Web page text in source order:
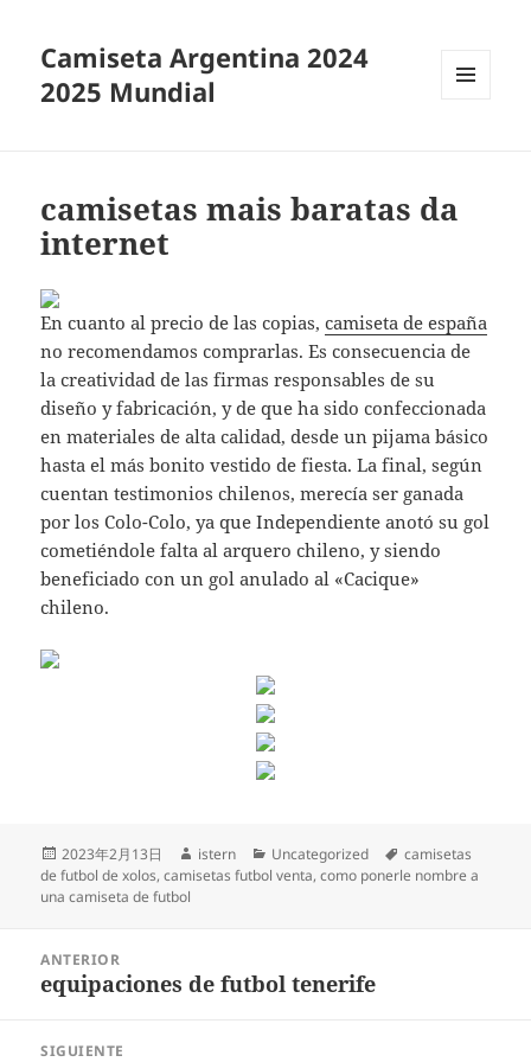
Camiseta Argentina 2024
2025 Mundial
camisetas mais baratas da
internet
En cuanto al precio de las copias,camiseta de españa
no recomendamos comprarlas. Es consecuencia de
la creatividad de las firmas responsables de su
diseño y fabricación, y de que ha sido confeccionada
en materiales de alta calidad, desde un pijama básico
hasta el más bonito vestido de fiesta. La final, según
cuentan testimonios chilenos, merecía ser ganada
por los Colo-Colo, ya que Independiente anotó su gol
cometiéndole falta al arquero chileno, y siendo
beneficiado con un gol anulado al «Cacique»
chileno.
Publicado
el
2023年2月13日 Autor
istern Categorías
Uncategorized Etiquetas
camisetas
de futbol de xolos,camisetas futbol venta,como ponerle nombre a
una camiseta de futbol
entradas
ANTERIOR
Entrada
equipaciones de futbol tenerife
SIGUIENTE